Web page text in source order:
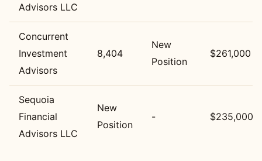
Advisors LLC
Concurrent
Investment
Advisors
8,404
New
Position
$261,000
Sequoia
Financial
Advisors LLC
New
Position
- $235,000